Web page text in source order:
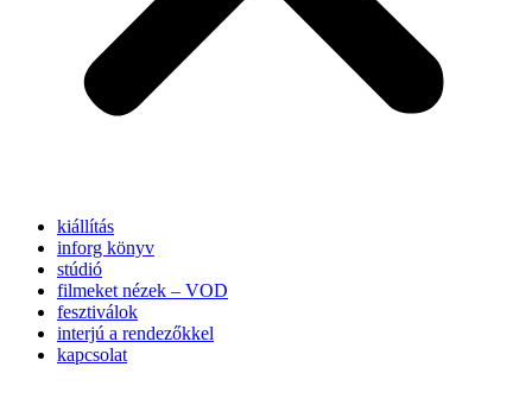
kiállítás
inforg könyv
stúdió
filmeket nézek – VOD
fesztiválok
interjú a rendezőkkel
kapcsolat